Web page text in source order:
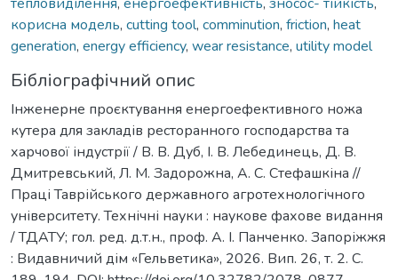
корисна модель, cutting tool, comminution, friction, heat
generation, energy efficiency, wear resistance, utility model
Бібліографічний опис
Інженерне проєктування енергоефективного ножа
кутера для закладів ресторанного господарства та
харчової індустрії / В. В. Дуб, І. В. Лебединець, Д. В.
Дмитревський, Л. М. Задорожна, А. С. Стефашкіна //
Праці Таврійського державного агротехнологічного
університету. Технічні науки : наукове фахове видання
/ ТДАТУ; гол. ред. д.т.н., проф. А. І. Панченко. Запоріжжя
: Видавничий дім «Гельветика», 2026. Вип. 26, т. 2. С.